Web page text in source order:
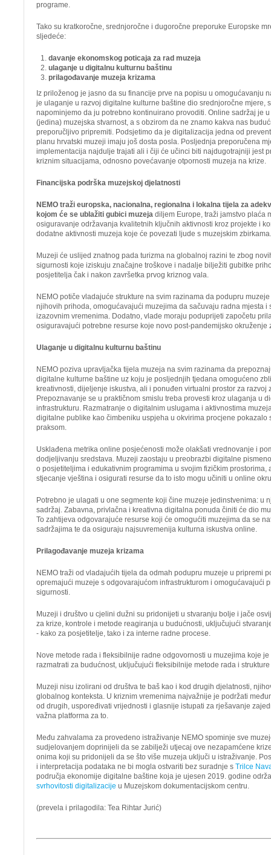
programe.
Tako su kratkoročne, srednjoročne i dugoročne preporuke Europske
sljedeće:
davanje ekonomskog poticaja za rad muzeja
ulaganje u digitalnu kulturnu baštinu
prilagođavanje muzeja krizama
Iz priloženog je jasno da su financije prve na popisu u omogućavanju
je ulaganje u razvoj digitalne kulturne baštine dio srednjoročne mjere,
napominjemo da ju potrebno kontinuirano provoditi. Online sadržaj je
(jedina) muzejska stvarnost, a s obzirom da ne znamo kakva nas
preporučljivo pripremiti. Podsjetimo da je digitalizacija jedna od
planu hrvatski muzeji imaju još dosta posla. Posljednja preporučena
implementacija najdulje trajati ali i čiji će učinci biti najdugotrajniji jest
kriznim situacijama, odnosno povećavanje otpornosti muzeja na krize.
Financijska podrška muzejskoj djelatnosti
NEMO traži europska, nacionalna, regionalna i lokalna tijela za
kojom će se ublažiti gubici muzeja diljem Europe, traži jamstvo plaća
osiguravanje održavanja kvalitetnih ključnih aktivnosti kroz projekte i
dodatne aktivnosti muzeja koje će povezati ljude s muzejskim zbirkama.
Muzeji će uslijed znatnog pada turizma na globalnoj razini te zbog
sigurnosti koje iziskuju značajne troškove i nadalje bilježiti gubitke
posjetitelja čak i nakon završetka prvog kriznog vala.
NEMO potiče vladajuće strukture na svim razinama da podupru
njihovih prihoda, omogućavajući muzejima da sačuvaju radna mjesta i
izazovnim vremenima. Dodatno, vlade moraju poduprijeti započetu
osiguravajući potrebne resurse koje novo post-pandemijsko okruženje
Ulaganje u digitalnu kulturnu baštinu
NEMO poziva upravljačka tijela muzeja na svim razinama da
digitalne kulturne baštine uz koju je posljednjih tjedana omogućeno
kreativnosti, dijeljenje iskustva, ali i ponuđen virtualni prostor za razvoj
Prepoznavanje se u praktičnom smislu treba provesti kroz ulaganja u
infrastrukturu. Razmatranje o digitalnim uslugama i aktivnostima
digitalne publike kao čimbeniku uspjeha u okvirima procjene pokazalo
praksom.
Usklađena metrika online posjećenosti može olakšati vrednovanje i
dodjeljivanju sredstava. Muzeji zaostaju u preobrazbi digitalne
o posjetiteljima i edukativnim programima u svojim fizičkim prostorima,
stjecanje vještina i osigurati resurse da to isto mogu učiniti u online
Potrebno je ulagati u one segmente koji čine muzeje jedinstvenima: u
sadržaj. Zabavna, privlačna i kreativna digitalna ponuda činiti će dio
To zahtijeva odgovarajuće resurse koji će omogućiti muzejima da se
sadržajima te da osiguraju najsuvremenija kulturna iskustva online.
Prilagođavanje muzeja krizama
NEMO traži od vladajućih tijela da odmah podupru muzeje u pripremi
opremajući muzeje s odgovarajućom infrastrukturom i omogućavajući
sigurnosti.
Muzeji i društvo u cjelini dužni su pridonijeti u stvaranju bolje i jače
za krize, kontrole i metode reagiranja u budućnosti, uključujući
- kako za posjetitelje, tako i za interne radne procese.
Nove metode rada i fleksibilnije radne odgovornosti u muzejima koje
razmatrati za budućnost, uključujući fleksibilnije metode rada i
Muzeji nisu izolirani od društva te baš kao i kod drugih djelatnosti,
globalnog konteksta. U kriznim vremenima najvažnije je podržati
od drugih, uspoređivati vrijednosti i glasnije istupati za rješavanje
važna platforma za to.
Među zahvalama za provedeno istraživanje NEMO spominje sve
sudjelovanjem doprinijeli da se zabilježi utjecaj ove nezapamćene
onima koji su pridonijeli da se što više muzeja uključi u istraživanje.
i interpretacija podataka ne bi mogla ostvariti bez suradnje s Trilce
područja ekonomije digitalne baštine koja je ujesen 2019. godine
svrhovitosti digitalizacije u Muzejskom dokumentacijskom centru.
(prevela i prilagodila: Tea Rihtar Jurić)